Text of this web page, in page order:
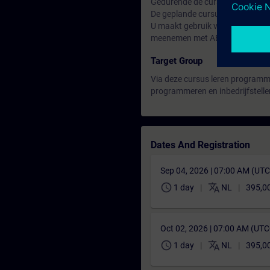
De geplande cursussen kunnen
U maakt gebruik van de
meenemen met ABT Site V6.1
Target Group
Via deze cursus leren
programmeren en
Dates And Registration
Sep 04, 2026 | 07:00 AM
schedule 1 day translate NL
Oct 02, 2026 | 07:00 AM
schedule 1 day translate NL